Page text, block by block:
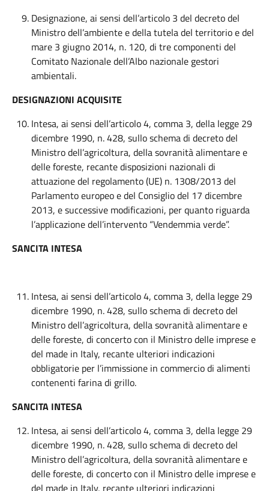
Designazione, ai sensi dell’articolo 3 del decreto del
Ministro dell’ambiente e della tutela del territorio e del
mare 3 giugno 2014, n. 120, di tre componenti del
Comitato Nazionale dell’Albo nazionale gestori
ambientali.
DESIGNAZIONI ACQUISITE
Intesa, ai sensi dell’articolo 4, comma 3, della legge 29
dicembre 1990, n. 428, sullo schema di decreto del
Ministro dell’agricoltura, della sovranità alimentare e
delle foreste, recante disposizioni nazionali di
attuazione del regolamento (UE) n. 1308/2013 del
Parlamento europeo e del Consiglio del 17 dicembre
2013, e successive modificazioni, per quanto riguarda
l’applicazione dell’intervento “Vendemmia verde”.
SANCITA INTESA
Intesa, ai sensi dell’articolo 4, comma 3, della legge 29
dicembre 1990, n. 428, sullo schema di decreto del
Ministro dell’agricoltura, della sovranità alimentare e
delle foreste, di concerto con il Ministro delle imprese e
del made in Italy, recante ulteriori indicazioni
obbligatorie per l’immissione in commercio di alimenti
contenenti farina di grillo.
SANCITA INTESA
Intesa, ai sensi dell’articolo 4, comma 3, della legge 29
dicembre 1990, n. 428, sullo schema di decreto del
Ministro dell’agricoltura, della sovranità alimentare e
delle foreste, di concerto con il Ministro delle imprese e
del made in Italy, recante ulteriori indicazioni